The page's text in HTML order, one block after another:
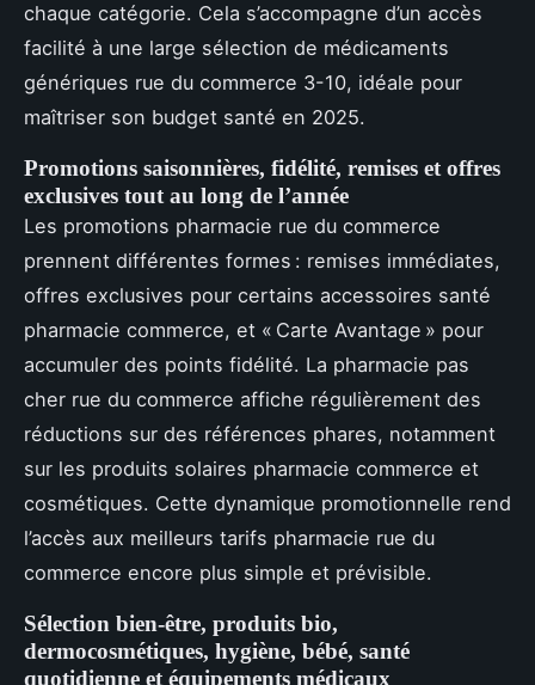
chaque catégorie. Cela s’accompagne d’un accès
facilité à une large sélection de médicaments
génériques rue du commerce 3-10, idéale pour
maîtriser son budget santé en 2025.
Promotions saisonnières, fidélité, remises et offres
exclusives tout au long de l’année
Les promotions pharmacie rue du commerce
prennent différentes formes : remises immédiates,
offres exclusives pour certains accessoires santé
pharmacie commerce, et « Carte Avantage » pour
accumuler des points fidélité. La pharmacie pas
cher rue du commerce affiche régulièrement des
réductions sur des références phares, notamment
sur les produits solaires pharmacie commerce et
cosmétiques. Cette dynamique promotionnelle rend
l’accès aux meilleurs tarifs pharmacie rue du
commerce encore plus simple et prévisible.
Sélection bien-être, produits bio,
dermocosmétiques, hygiène, bébé, santé
quotidienne et équipements médicaux